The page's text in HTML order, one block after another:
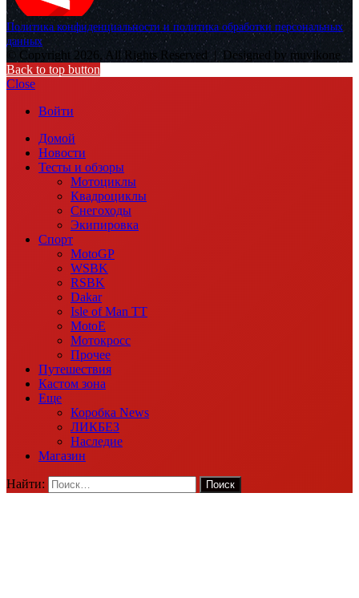
Политика конфиденциальности и политика обработки персональных
данных
© Copyright 2026, All Rights Reserved |Designed by muvikone
Back to top button
Close
Войти
Домой
Новости
Тесты и обзоры
Мотоциклы
Квадроциклы
Снегоходы
Экипировка
Спорт
MotoGP
WSBK
RSBK
Dakar
Isle of Man TT
MotoE
Мотокросс
Прочее
Путешествия
Кастом зона
Еще
Коробка News
ЛИКБЕЗ
Наследие
Магазин
Найти: